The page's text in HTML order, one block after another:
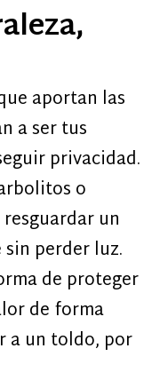
aportan las
a ser tus
privacidad.
o
un
perder luz.
de proteger
de forma
a un toldo, por